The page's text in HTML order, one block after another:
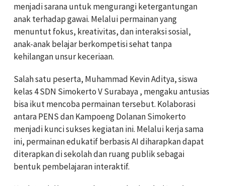
menjadi sarana untuk mengurangi ketergantungan
anak terhadap gawai. Melalui permainan yang
menuntut fokus, kreativitas, dan interaksi sosial,
anak-anak belajar berkompetisi sehat tanpa
kehilangan unsur keceriaan.
Salah satu peserta, Muhammad Kevin Aditya, siswa
kelas 4 SDN Simokerto V Surabaya , mengaku antusias
bisa ikut mencoba permainan tersebut. Kolaborasi
antara PENS dan Kampoeng Dolanan Simokerto
menjadi kunci sukses kegiatan ini. Melalui kerja sama
ini, permainan edukatif berbasis AI diharapkan dapat
diterapkan di sekolah dan ruang publik sebagai
bentuk pembelajaran interaktif.